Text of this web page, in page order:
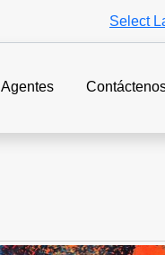
Select
Agentes